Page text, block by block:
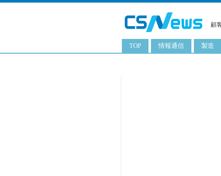
顧
TOP 情報通信 製造